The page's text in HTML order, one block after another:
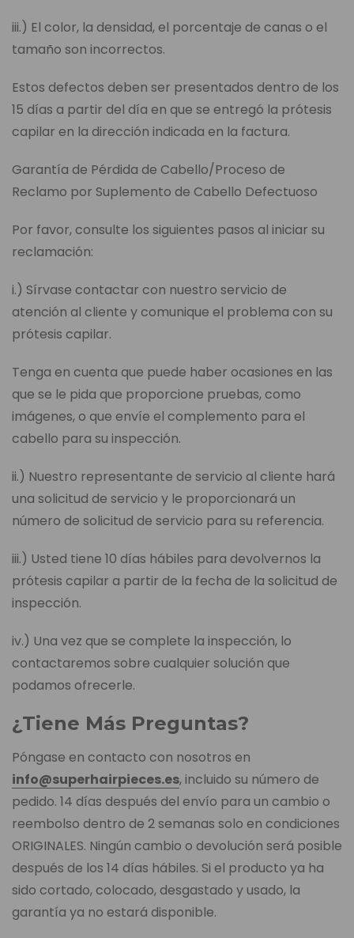
iii.) El color, la densidad, el porcentaje de canas o el
tamaño son incorrectos.
Estos defectos deben ser presentados dentro de los
15 días a partir del día en que se entregó la prótesis
capilar en la dirección indicada en la factura.
Garantía de Pérdida de Cabello/Proceso de
Reclamo por Suplemento de Cabello Defectuoso
Por favor, consulte los siguientes pasos al iniciar su
reclamación:
i.) Sírvase contactar con nuestro servicio de
atención al cliente y comunique el problema con su
prótesis capilar.
Tenga en cuenta que puede haber ocasiones en las
que se le pida que proporcione pruebas, como
imágenes, o que envíe el complemento para el
cabello para su inspección.
ii.) Nuestro representante de servicio al cliente hará
una solicitud de servicio y le proporcionará un
número de solicitud de servicio para su referencia.
iii.) Usted tiene 10 días hábiles para devolvernos la
prótesis capilar a partir de la fecha de la solicitud de
inspección.
iv.) Una vez que se complete la inspección, lo
contactaremos sobre cualquier solución que
podamos ofrecerle.
¿Tiene Más Preguntas?
Póngase en contacto con nosotros en
info@superhairpieces.es, incluido su número de
pedido. 14 días después del envío para un cambio o
reembolso dentro de 2 semanas solo en condiciones
ORIGINALES. Ningún cambio o devolución será posible
después de los 14 días hábiles. Si el producto ya ha
sido cortado, colocado, desgastado y usado, la
garantía ya no estará disponible.